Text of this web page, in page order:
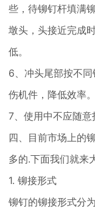
些，待铆钉杆填满
墩头，头接近完成
低。
6、冲头尾部按不
伤机件，降低效率。
7、使用中不应随意
四、目前市场上的
多的.下面我们就来
1. 铆接形式
铆钉的铆接形式分